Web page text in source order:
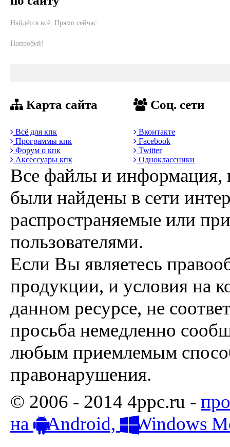
Найдётся всё. Прямо сейчас.
Попробуй!
Карта сайта
Всё для кпк
Программы кпк
Форум о кпк
Аксессуары кпк
Соц. сети
Вконтакте
Facebook
Twitter
Одноклассники
Все файлы и информация,
были найдены в сети
распространяемые или
пользователями.
Если Вы являетесь
продукции, и условия на
данном ресурсе, не
просьба немедленно
любым приемлемым
правонарушения.
© 2006 - 2014 4ppc.ru -
на
Android, Windows